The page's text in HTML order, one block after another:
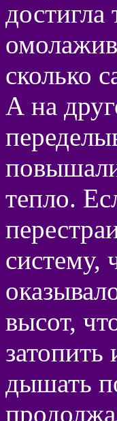
достигла
сколько
А на
тепло.
систему,
высот,
затопить
дышать